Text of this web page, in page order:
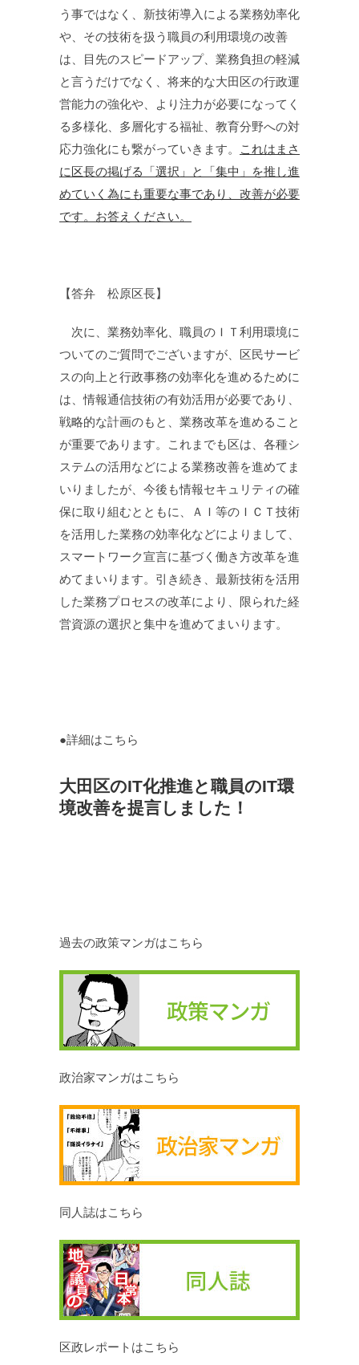
う事ではなく、新技術導入による業務効率化
や、その技術を扱う職員の利用環境の改善
は、目先のスピードアップ、業務負担の軽減
と言うだけでなく、将来的な大田区の行政運
営能力の強化や、より注力が必要になってく
る多様化、多層化する福祉、教育分野への対
応力強化にも繋がっていきます。
これはまさ
に区長の掲げる「選択」と「集中」を推し進
めていく為にも重要な事であり、改善が必要
です。お答えください。
【答弁 松原区長】
次に、業務効率化、職員のＩＴ利用環境に
ついてのご質問でございますが、区民サービ
スの向上と行政事務の効率化を進めるために
は、情報通信技術の有効活用が必要であり、
戦略的な計画のもと、業務改革を進めること
が重要であります。これまでも区は、各種シ
ステムの活用などによる業務改善を進めてま
いりましたが、今後も情報セキュリティの確
保に取り組むとともに、ＡＩ等のＩＣＴ技術
を活用した業務の効率化などによりまして、
スマートワーク宣言に基づく働き方改革を進
めてまいります。引き続き、最新技術を活用
した業務プロセスの改革により、限られた経
営資源の選択と集中を進めてまいります。
●詳細はこちら
大田区のIT化推進と職員のIT環
境改善を提言しました！
過去の政策マンガはこちら
政治家マンガはこちら
同人誌はこちら
区政レポートはこちら